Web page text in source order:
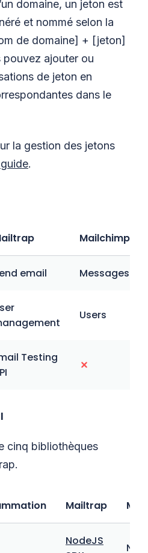
domaine, un jeton est
et nommé selon la
de domaine] + [jeton]
ajouter ou
de jeton en
dans le
la gestion des jetons
.
Mailchimp
email Messages
Users
Testing
cinq bibliothèques
Mailtrap
NodeJS